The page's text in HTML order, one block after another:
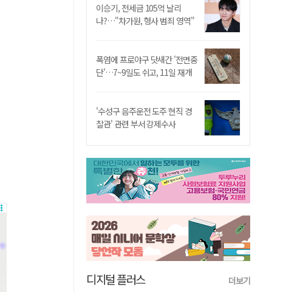
이승기, 전세금 105억 날리
나?…"차가원, 형사 범죄 영역"
폭염에 프로야구 닷새간 '전면중
단'…7~9일도 쉬고, 11일 재개
'수성구 음주운전 도주 현직 경
찰관' 관련 부서 강제수사
디지털 플러스 더보기